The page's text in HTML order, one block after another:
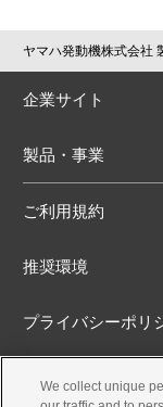
ヤマハ発動機株式会社
企業サイト
製品・事業
ご利用規約
推奨環境
プライバシーポリ
Cookieポリシー
We collect unique